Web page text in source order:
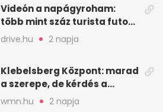
Videón a napágyroham:
több mint száz turista futott
a helyekért Tenerifén
drive.hu 2 napja
Klebelsberg Központ: marad
a szerepe, de kérdés a
hitelessége
wmn.hu 2 napja